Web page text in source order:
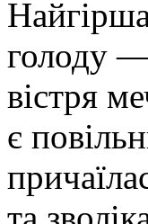
голоду —
вістря
є